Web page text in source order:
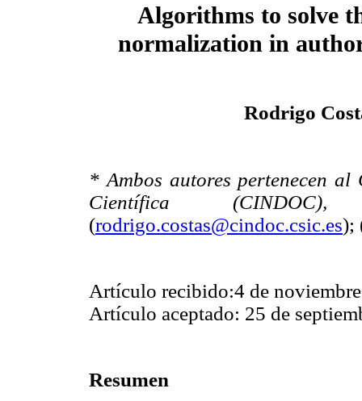
Algorithms to solve
normalization in
Rodrigo
* Ambos autores pertenecen
Científica
(rodrigo.costas@cindoc.csic.es);
Artículo recibido:4 de
Artículo aceptado: 25 de
Resumen